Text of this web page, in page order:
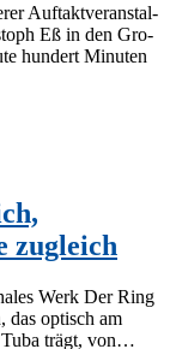
Auf­takt­ver­an­stal­
Eß in den Gro­
hun­dert Mi­nu­ten
zugleich
Werk Der Ring
das op­tisch am
Tuba trägt, von…